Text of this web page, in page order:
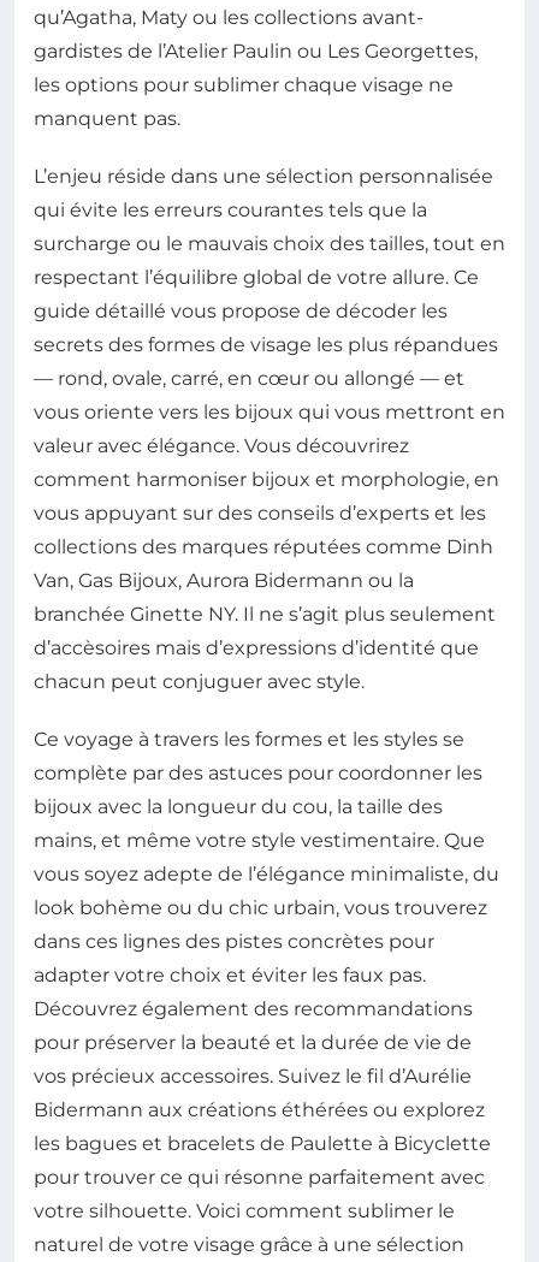
qu’Agatha, Maty ou les collections avant-
gardistes de l’Atelier Paulin ou Les Georgettes,
les options pour sublimer chaque visage ne
manquent pas.
L’enjeu réside dans une sélection personnalisée
qui évite les erreurs courantes tels que la
surcharge ou le mauvais choix des tailles, tout en
respectant l’équilibre global de votre allure. Ce
guide détaillé vous propose de décoder les
secrets des formes de visage les plus répandues
— rond, ovale, carré, en cœur ou allongé — et
vous oriente vers les bijoux qui vous mettront en
valeur avec élégance. Vous découvrirez
comment harmoniser bijoux et morphologie, en
vous appuyant sur des conseils d’experts et les
collections des marques réputées comme Dinh
Van, Gas Bijoux, Aurora Bidermann ou la
branchée Ginette NY. Il ne s’agit plus seulement
d’accèsoires mais d’expressions d’identité que
chacun peut conjuguer avec style.
Ce voyage à travers les formes et les styles se
complète par des astuces pour coordonner les
bijoux avec la longueur du cou, la taille des
mains, et même votre style vestimentaire. Que
vous soyez adepte de l’élégance minimaliste, du
look bohème ou du chic urbain, vous trouverez
dans ces lignes des pistes concrètes pour
adapter votre choix et éviter les faux pas.
Découvrez également des recommandations
pour préserver la beauté et la durée de vie de
vos précieux accessoires. Suivez le fil d’Aurélie
Bidermann aux créations éthérées ou explorez
les bagues et bracelets de Paulette à Bicyclette
pour trouver ce qui résonne parfaitement avec
votre silhouette. Voici comment sublimer le
naturel de votre visage grâce à une sélection